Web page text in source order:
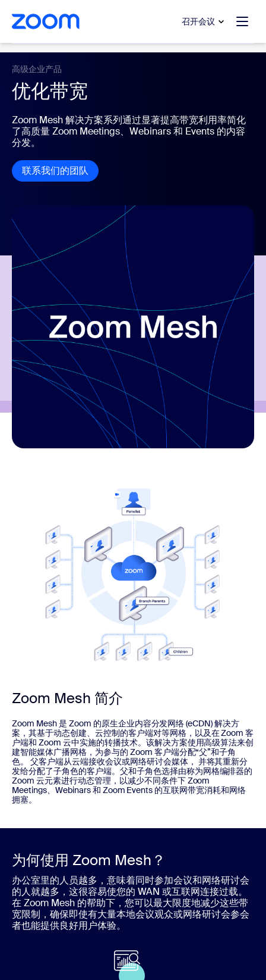
至主要内容
至帮助聊天 召开会议
高级企业产品
优化带宽
Zoom Mesh 解决方案系列通过显著提高带宽利用率简化
了高质量 Zoom Meetings、Webinars 和 Events 的内容
分发。
联系我们的团队
Zoom Mesh 简介
Zoom Mesh 是 Zoom 的原生企业内容分发网络 (eCDN) 解决方
案，其基于动态创建、云控制的客户端对等网格，以及在 Zoom 客
户端和 Zoom 云中实施的转播技术。该解决方案使用高级算法来创
建智能媒体广播网格，为参与的 Zoom 客户端分配“父”和子角
色。 父客户端从云端接收会议或网络研讨会媒体， 并将其重新分
发给分配了子角色的客户端。父和子角色选择由称为网格编排器的
Zoom 云元素进行动态管理，以减少不同条件下 Zoom
Meetings、Webinars 和 Zoom Events 的互联网带宽消耗和网络
拥塞。
为何使用 Zoom Mesh？
办公室里的人员越多，意味着同时参加会议和网络研讨会
的人就越多，这很容易使您的 WAN 或互联网连接过载。
在 Zoom Mesh 的帮助下，您可以最大限度地减少这些带
宽限制，确保即使有大量本地会议观众或网络研讨会参会
者也能提供良好用户体验。